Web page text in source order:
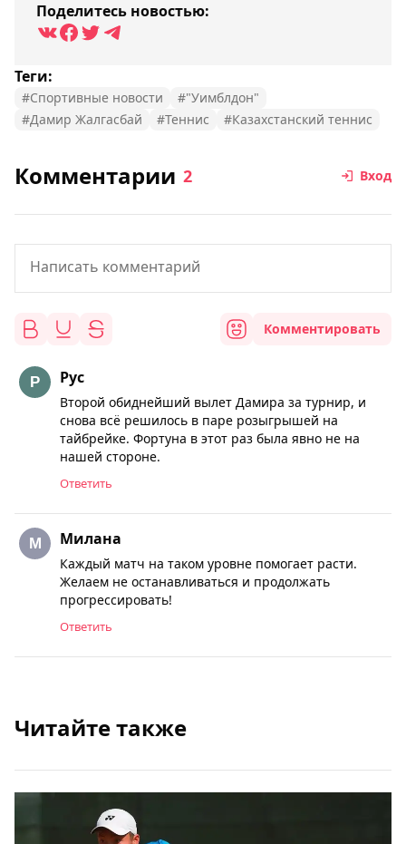
Поделитесь новостью:
Теги:
#Спортивные новости
#"Уимблдон"
#Дамир Жалгасбай
#Теннис #Казахстанский теннис
Комментарии 2 Вход
Комментировать
Рус
Второй обиднейший вылет Дамира за турнир, и
снова всё решилось в паре розыгрышей на
тайбрейке. Фортуна в этот раз была явно не на
нашей стороне.
Ответить
Милана
Каждый матч на таком уровне помогает расти.
Желаем не останавливаться и продолжать
прогрессировать!
Ответить
Читайте также